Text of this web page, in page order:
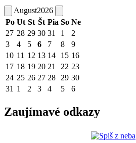
August2026
Po Ut St Št Pia So Ne
27 28 29 30 31 1
2
3
4 5 6 7 8
9
10 11 12 13 14 15 16
17 18 19 20 21 22 23
24 25 26 27 28 29 30
31 1 2 3 4 5 6
Zaujímavé odkazy